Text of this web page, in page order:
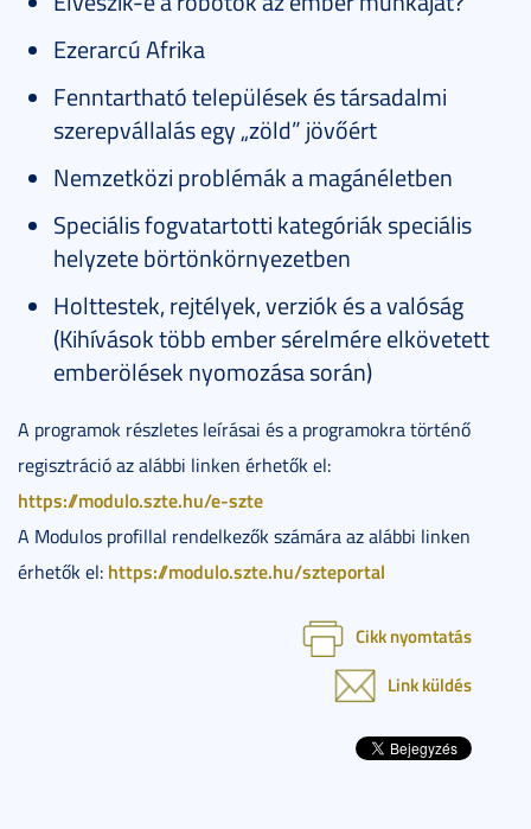
Ezerarcú Afrika
Fenntartható települések és társadalmi
szerepvállalás egy „zöld” jövőért
Nemzetközi problémák a magánéletben
Speciális fogvatartotti kategóriák speciális
helyzete börtönkörnyezetben
Holttestek, rejtélyek, verziók és a valóság
(Kihívások több ember sérelmére elkövetett
emberölések nyomozása során)
A programok részletes leírásai és a programokra történő
regisztráció az alábbi linken érhetők el:
https://modulo.szte.hu/e-szte
A Modulos profillal rendelkezők számára az alábbi linken
érhetők el: https://modulo.szte.hu/szteportal
Cikk nyomtatás
Link küldés